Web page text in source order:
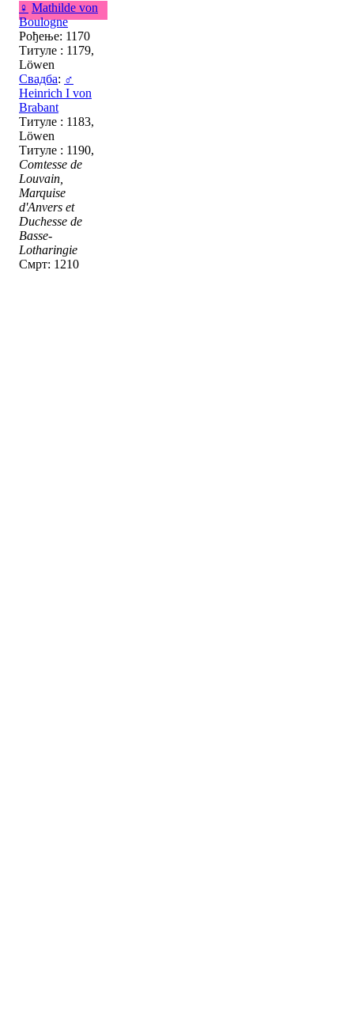
♀ Mathilde von
Boulogne
Рођење: 1170
Титуле : 1179,
Löwen
Свадба: ♂
Heinrich I von
Brabant
Титуле : 1183,
Löwen
Титуле : 1190,
Comtesse de
Louvain,
Marquise
d'Anvers et
Duchesse de
Basse-
Lotharingie
Смрт: 1210